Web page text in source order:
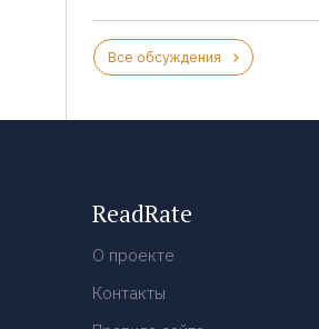
Все обсуждения
ReadRate
О проекте
Контакты